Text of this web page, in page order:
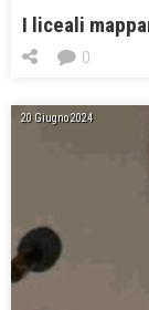
I liceali
0
20 Giugno 2024